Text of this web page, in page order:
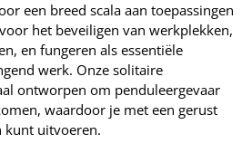
een breed scala aan toepassingen
het beveiligen van werkplekken,
en fungeren als essentiële
werk. Onze solitaire
ontworpen om penduleergevaar
waardoor je met een gerust
kunt uitvoeren.